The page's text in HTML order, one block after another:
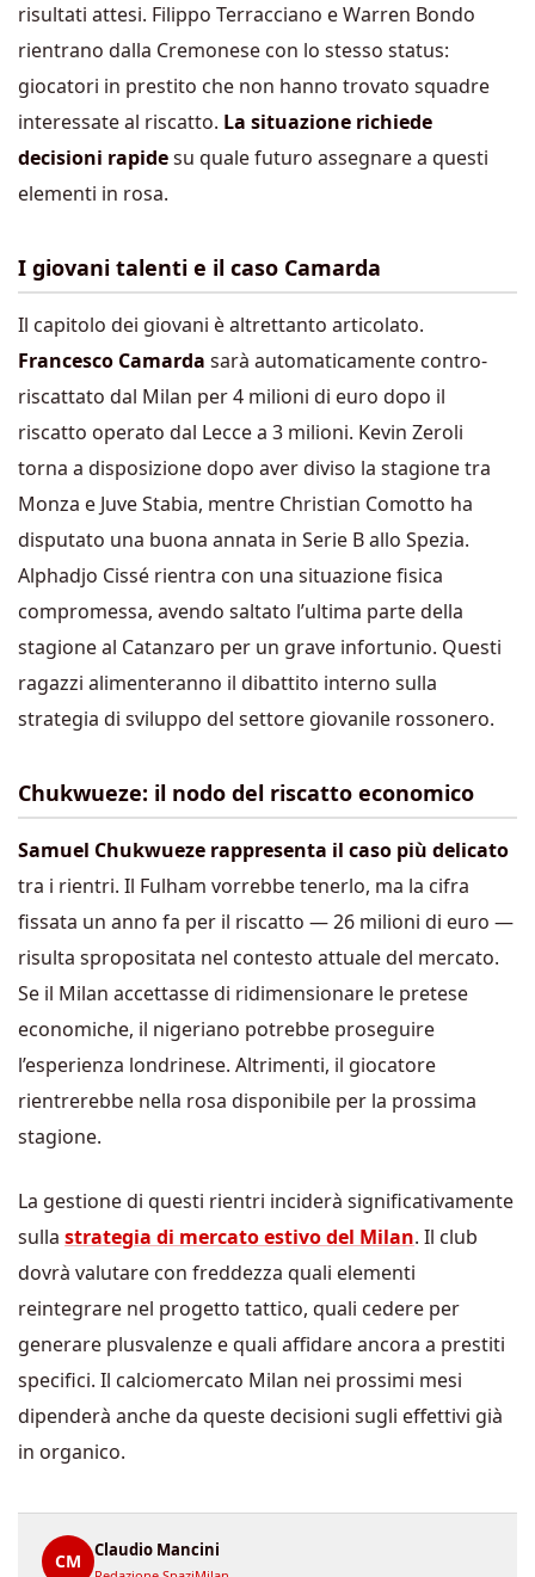
risultati attesi. Filippo Terracciano e Warren Bondo
rientrano dalla Cremonese con lo stesso status:
giocatori in prestito che non hanno trovato squadre
interessate al riscatto. La situazione richiede
decisioni rapidesu quale futuro assegnare a questi
elementi in rosa.
I giovani talenti e il caso Camarda
Il capitolo dei giovani è altrettanto articolato.
Francesco Camarda sarà automaticamente contro-
riscattato dal Milan per 4 milioni di euro dopo il
riscatto operato dal Lecce a 3 milioni. Kevin Zeroli
torna a disposizione dopo aver diviso la stagione tra
Monza e Juve Stabia, mentre Christian Comotto ha
disputato una buona annata in Serie B allo Spezia.
Alphadjo Cissé rientra con una situazione fisica
compromessa, avendo saltato l’ultima parte della
stagione al Catanzaro per un grave infortunio. Questi
ragazzi alimenteranno il dibattito interno sulla
strategia di sviluppo del settore giovanile rossonero.
Chukwueze: il nodo del riscatto economico
Samuel Chukwueze rappresenta il caso più delicato
tra i rientri. Il Fulham vorrebbe tenerlo, ma la cifra
fissata un anno fa per il riscatto — 26 milioni di euro —
risulta spropositata nel contesto attuale del mercato.
Se il Milan accettasse di ridimensionare le pretese
economiche, il nigeriano potrebbe proseguire
l’esperienza londrinese. Altrimenti, il giocatore
rientrerebbe nella rosa disponibile per la prossima
stagione.
La gestione di questi rientri inciderà significativamente
sulla strategia di mercato estivo del Milan. Il club
dovrà valutare con freddezza quali elementi
reintegrare nel progetto tattico, quali cedere per
generare plusvalenze e quali affidare ancora a prestiti
specifici. Il calciomercato Milan nei prossimi mesi
dipenderà anche da queste decisioni sugli effettivi già
in organico.
CM
Claudio Mancini